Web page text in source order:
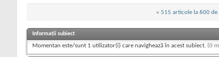
« 515 articole la 600 de
Informații subiect
Momentan este/sunt 1 utilizator(i) care navighează în acest subiect. (0